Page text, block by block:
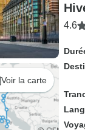
Voir la carte
4.6